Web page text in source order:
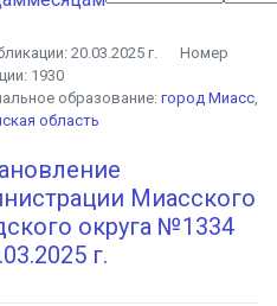
20.03.2025 г.
Номер
1930
образование:город Миасс,
область
Миасского
округа №1334
г.